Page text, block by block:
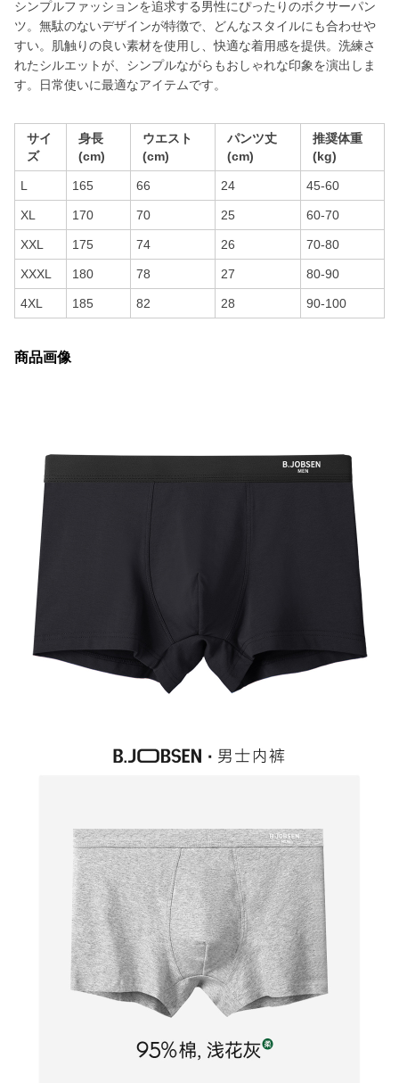
シンプルファッションを追求する男性にぴったりのボクサーパン
ツ。無駄のないデザインが特徴で、どんなスタイルにも合わせや
すい。肌触りの良い素材を使用し、快適な着用感を提供。洗練さ
れたシルエットが、シンプルながらもおしゃれな印象を演出しま
す。日常使いに最適なアイテムです。
サイ
ズ
身長
(cm)
ウエスト
(cm)
パンツ丈
(cm)
推奨体重
(kg)
L 165 66 24 45-60
XL 170 70 25 60-70
XXL 175 74 26 70-80
XXXL 180 78 27 80-90
4XL 185 82 28 90-100
商品画像